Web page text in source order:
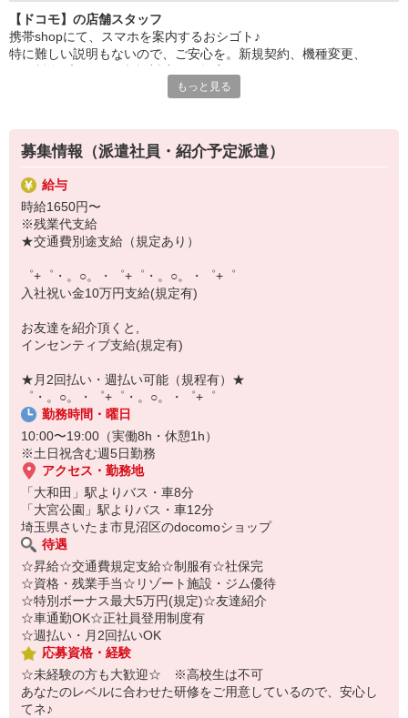
特別割引価格でご利用可能☆
お得に過ごしたいあなたの味方です♪
【選べるお仕事いろいろ】
事務、経理、データ入力、コールセンター、受付
▼工場・製造・軽作業系
機械/食品製造・梱包・仕分け・加工・組立・検査
▼美容系
眉毛サロンのアイブロウ・ネイリスト・エステ
▼営業・販売
法人営業・アパレル販売・個別指導塾・人材紹介
▼人気案件も多数♪
短期・期間限定・オープニング・官公庁案件
上場/優良/大手企業など
【スマホ面接実施中】
￣￣￣￣￣￣￣￣￣
自宅に居ながらスマホでカンタン面接OK！
オンライン面談なのでスピード対応。
即日登録もOK♪
気になった方はお気軽にご相談ください！
【ドコモ】の店舗スタッフ
携帯shopにて、スマホを案内するおシゴト♪
特に難しい説明もないので、ご安心を。新規契約、機種変更、
満足度◎
■携帯やインターネット販売業務
docomo(ドコモ)/au(エーユー)・KDDI/softbank(ソフトバンク)など
の大手キャリアから
ワイモバイル(Y!mobille)、楽天モバイル、UQなど格安スマホまで幅
広く紹介可能♪
もっと見る
募集情報（派遣社員・紹介予定派遣）
給与
時給1650円〜
※残業代支給
★交通費別途支給（規定あり）
゜+゜・。○。・゜+゜・。○。・゜+゜
入社祝い金10万円支給(規定有)
お友達を紹介頂くと,
インセンティブ支給(規定有)
★月2回払い・週払い可能（規程有）★
゜・。○。・゜+゜・。○。・゜+゜
勤務時間・曜日
10:00〜19:00（実働8h・休憩1h）
※土日祝含む週5日勤務
アクセス・勤務地
「大和田」駅よりバス・車8分
「大宮公園」駅よりバス・車12分
埼玉県さいたま市見沼区のdocomoショップ
待遇
☆昇給☆交通費規定支給☆制服有☆社保完
☆資格・残業手当☆リゾート施設・ジム優待
☆特別ボーナス最大5万円(規定)☆友達紹介
☆車通勤OK☆正社員登用制度有
☆週払い・月2回払いOK
応募資格・経験
☆未経験の方も大歓迎☆ ※高校生は不可
あなたのレベルに合わせた研修をご用意しているので、安心し
てネ♪